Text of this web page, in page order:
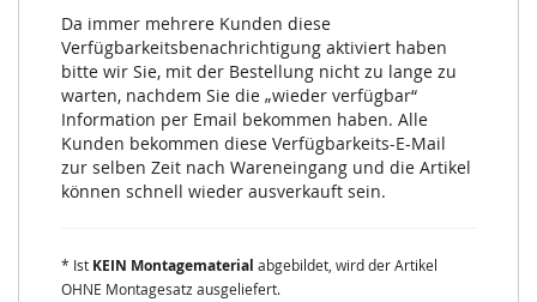
Da immer mehrere Kunden diese
Verfügbarkeitsbenachrichtigung aktiviert haben
bitte wir Sie, mit der Bestellung nicht zu lange zu
warten, nachdem Sie die „wieder verfügbar“
Information per Email bekommen haben. Alle
Kunden bekommen diese Verfügbarkeits-E-Mail
zur selben Zeit nach Wareneingang und die Artikel
können schnell wieder ausverkauft sein.
* Ist KEIN Montagematerial abgebildet, wird der Artikel
OHNE Montagesatz ausgeliefert.